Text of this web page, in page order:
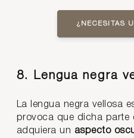
¿NECESITAS
8. Lengua negra
La lengua negra vellosa
provoca que dicha parte
adquiera un aspecto